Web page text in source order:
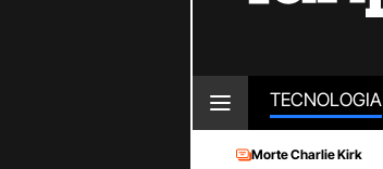
TECNOLOGIA
Morte Charlie Kirk